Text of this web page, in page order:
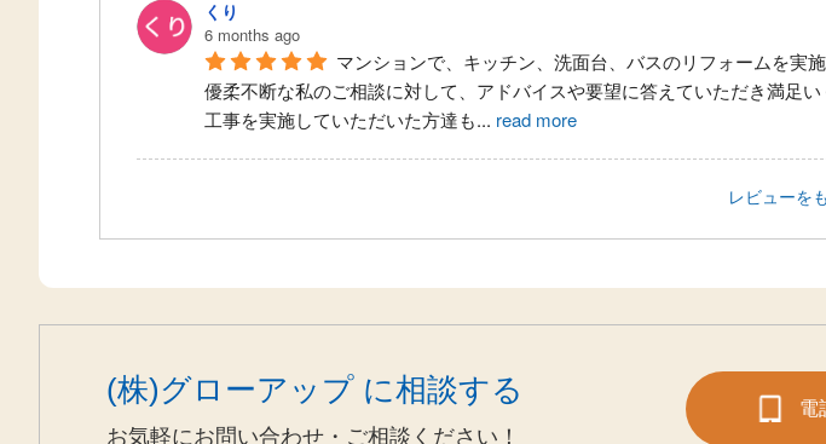
くり
6 months ago
マンションで、キッチン、洗面台、バスのリフォームを実施
優柔不断な私のご相談に対して、アドバイスや要望に答えていただき満足い
工事を実施していただいた方達も... read more
レビューを
(株)グローアップ に相談する
お気軽にお問い合わせ・ご相談ください！
電